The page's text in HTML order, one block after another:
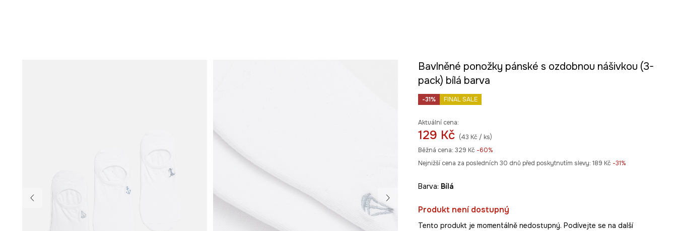
Bavlněné ponožky pánské s ozdobnou nášivkou (3-
pack) bílá barva
-31% FINAL SALE
Aktuální cena:
129 Kč (43 Kč / ks)
Běžná cena: 329 Kč -60%
Nejnižší cena za posledních 30 dnů před poskytnutím slevy: 189 Kč -31%
Barva: bílá
Produkt není dostupný
Tento produkt je momentálně nedostupný. Podívejte se na další